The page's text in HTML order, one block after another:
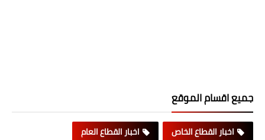
جميع اقسام الموقع
اخبار القطاع الخاص
اخبار القطاع العام